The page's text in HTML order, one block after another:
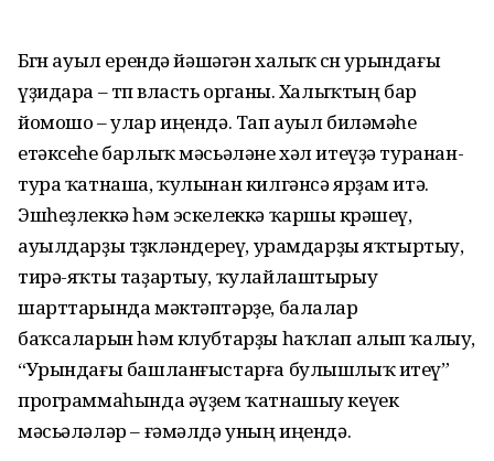
Бөгөн ауыл ерендә йәшәгән халыҡ өсөн урындағы
үҙидара – төп власть органы. Халыҡтың бар
йомошо – улар иңендә. Тап ауыл биләмәһе
етәксеһе барлыҡ мәсьәләне хәл итеүҙә туранан-
тура ҡатнаша, ҡулынан килгәнсә ярҙам итә.
Эшһеҙлеккә һәм эскелеккә ҡаршы көрәшеү,
ауылдарҙы төҙөкләндереү, урамдарҙы яҡтыртыу,
тирә-яҡты таҙартыу, ҡулайлаштырыу
шарттарында мәктәптәрҙе, балалар
баҡсаларын һәм клубтарҙы һаҡлап алып ҡалыу,
“Урындағы башланғыстарға булышлыҡ итеү”
программаһында әүҙем ҡатнашыу кеүек
мәсьәләләр – ғәмәлдә уның иңендә.